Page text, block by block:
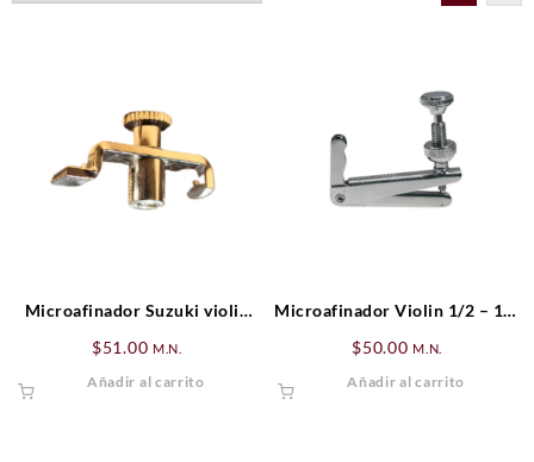
Microafinador Suzuki violin
$51.00 M.N.
Añadir al carrito
Microafinador Violin 1/2 – 1/4
$50.00 M.N.
Añadir al carrito